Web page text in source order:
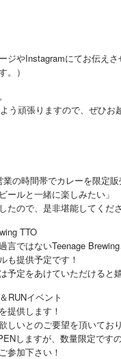
やInstagramにてお伝えさ
。）
う頑張りますので、ぜひお
の時間帯でカレーを限定販
ルと一緒に楽しみたい」
ので、是非堪能してくだ
TTO
ではないTeenage
提供予定です！
定をあけていただけると
RUNイベント
供します！
いとのご要望を頂いており
しますが、数量限定ですの
加下さい！